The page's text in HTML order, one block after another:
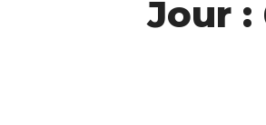
Jour :